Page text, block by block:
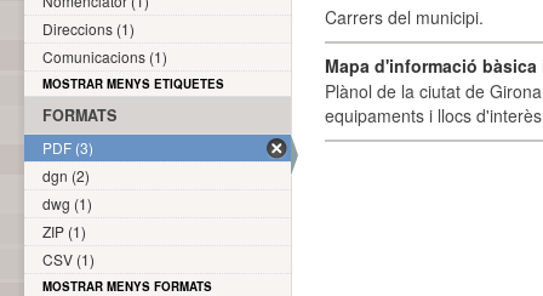
Carrers del municipi.
Mapa d'informació
Plànol de la ciutat de
equipaments i llocs
Direccions (1)
Comunicacions (1)
MOSTRAR MENYS ETIQUETES
FORMATS
PDF (3)
dgn (2)
dwg (1)
ZIP (1)
CSV (1)
MOSTRAR MENYS FORMATS